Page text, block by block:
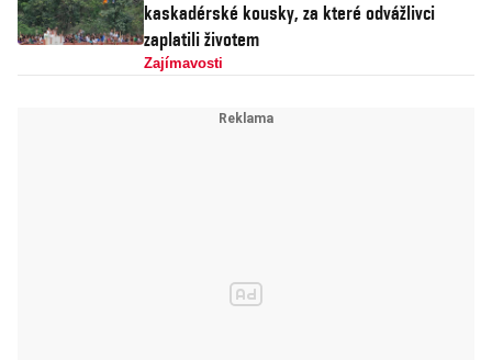
kaskadérské kousky, za které odvážlivci
zaplatili životem
Zajímavosti